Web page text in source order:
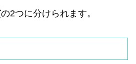
の2つに分けられます。